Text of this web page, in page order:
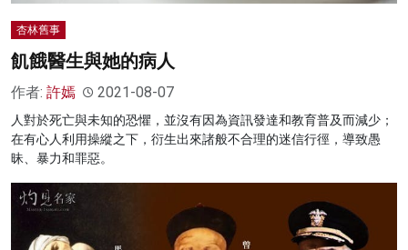
杏林舊事
飢餓醫生與她的病人
作者: 許嫣 2021-08-07
人對於死亡與未知的恐懼，並沒有因為資訊發達和教育普及而減少；
在有心人利用操縱之下，衍生出來諸般不合理的迷信行徑，導致愚
昧、暴力和罪惡。